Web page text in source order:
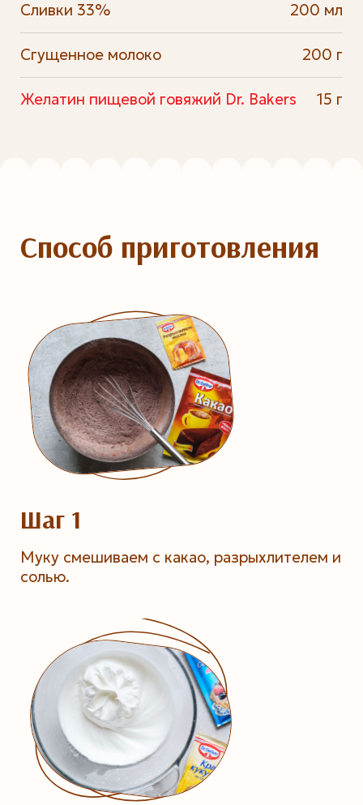
Сливки 33% 200 мл
Сгущенное молоко 200 г
Желатин пищевой говяжий Dr. Bakers 15 г
Способ приготовления
Шаг 1
Муку смешиваем с какао, разрыхлителем и
солью.